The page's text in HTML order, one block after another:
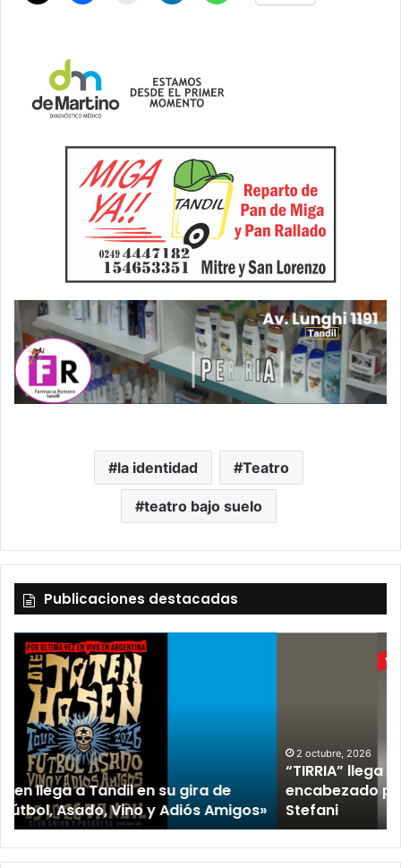
la identidad Teatro
teatro bajo suelo
Publicaciones destacadas
2 octubre, 2026
“TIRRIA” llega a Tandil con un elenco de lujo
encabezado por Capusotto, Spregelburd y
Stefani